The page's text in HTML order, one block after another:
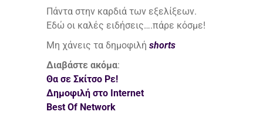
Πάντα στην καρδιά των εξελίξεων.
Εδώ οι καλές ειδήσεις….πάρε κόσμε!
Μη χάνεις τα δημοφιλή shorts
Διαβάστε ακόμα:
Θα σε Σκίτσο Ρε!
Δημοφιλή στο Internet
Best Of Network